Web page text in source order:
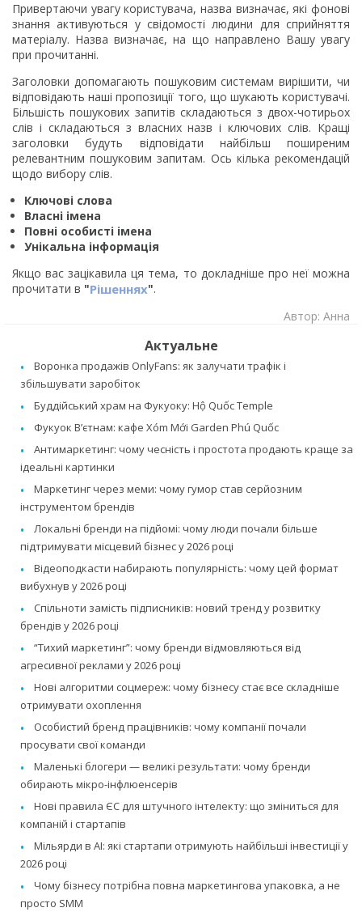
Привертаючи увагу користувача, назва визначає, які фонові
знання активуються у свідомості людини для сприйняття
матеріалу. Назва визначає, на що направлено Вашу увагу
при прочитанні.
Заголовки допомагають пошуковим системам вирішити, чи
відповідають наші пропозиції того, що шукають користувачі.
Більшість пошукових запитів складаються з двох-чотирьох
слів і складаються з власних назв і ключових слів. Кращі
заголовки будуть відповідати найбільш поширеним
релевантним пошуковим запитам. Ось кілька рекомендацій
щодо вибору слів.
Ключові слова
Власні імена
Повні особисті імена
Унікальна інформація
Якщо вас зацікавила ця тема, то докладніше про неї можна
прочитати в "Рішеннях".
Автор: Анна
Актуальне
Воронка продажів OnlyFans: як залучати трафік і
збільшувати заробіток
Буддійський храм на Фукуоку: Hộ Quốc Temple
Фукуок В’єтнам: кафе Xóm Mới Garden Phú Quốc
Антимаркетинг: чому чесність і простота продають краще за
ідеальні картинки
Маркетинг через меми: чому гумор став серйозним
інструментом брендів
Локальні бренди на підйомі: чому люди почали більше
підтримувати місцевий бізнес у 2026 році
Відеоподкасти набирають популярність: чому цей формат
вибухнув у 2026 році
Спільноти замість підписників: новий тренд у розвитку
брендів у 2026 році
“Тихий маркетинг”: чому бренди відмовляються від
агресивної реклами у 2026 році
Нові алгоритми соцмереж: чому бізнесу стає все складніше
отримувати охоплення
Особистий бренд працівників: чому компанії почали
просувати свої команди
Маленькі блогери — великі результати: чому бренди
обирають мікро-інфлюенсерів
Нові правила ЄС для штучного інтелекту: що зміниться для
компаній і стартапів
Мільярди в AI: які стартапи отримують найбільші інвестиції у
2026 році
Чому бізнесу потрібна повна маркетингова упаковка, а не
просто SMM